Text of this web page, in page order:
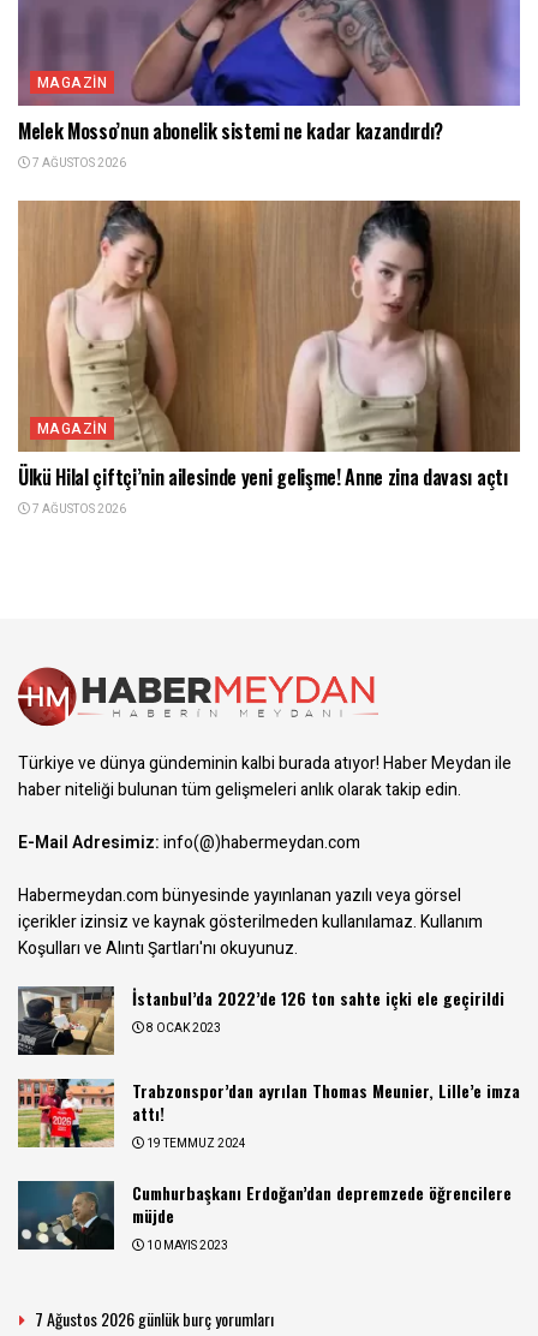
MAGAZIN
Melek Mosso’nun abonelik sistemi ne kadar kazandırdı?
7 AĞUSTOS 2026
MAGAZIN
Ülkü Hilal çiftçi’nin ailesinde yeni gelişme! Anne zina davası açtı
7 AĞUSTOS 2026
Türkiye ve dünya gündeminin kalbi burada atıyor! Haber Meydan ile
haber niteliği bulunan tüm gelişmeleri anlık olarak takip edin.
E-Mail Adresimiz:info(@)habermeydan.com
Habermeydan.com bünyesinde yayınlanan yazılı veya görsel
içerikler izinsiz ve kaynak gösterilmeden kullanılamaz.Kullanım
Koşulları ve Alıntı Şartları'nı okuyunuz.
İstanbul’da 2022’de 126 ton sahte içki ele geçirildi
8 OCAK 2023
Trabzonspor’dan ayrılan Thomas Meunier, Lille’e imza
attı!
19 TEMMUZ 2024
Cumhurbaşkanı Erdoğan’dan depremzede öğrencilere
müjde
10 MAYIS 2023
7 Ağustos 2026 günlük burç yorumları